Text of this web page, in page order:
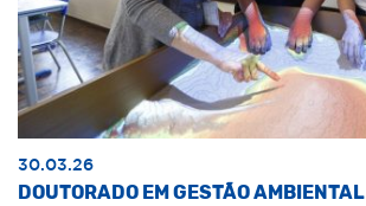
30.03.26
DOUTORADO EM GESTÃO AMBIENTAL